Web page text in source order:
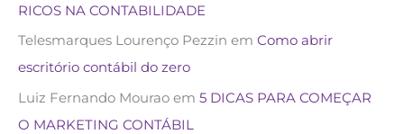
RICOS NA CONTABILIDADE
Telesmarques Lourenço Pezzin em Como abrir
escritório contábil do zero
Luiz Fernando Mourao em 5 DICAS PARA COMEÇAR
O MARKETING CONTÁBIL